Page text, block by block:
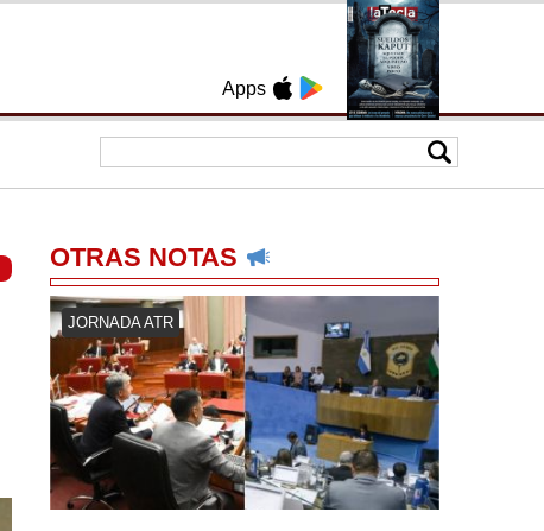
Apps
OTRAS NOTAS
JORNADA ATR